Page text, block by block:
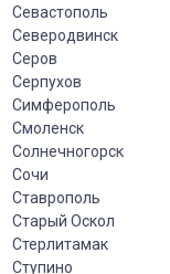
Севастополь
Северодвинск
Серов
Серпухов
Симферополь
Смоленск
Солнечногорск
Сочи
Ставрополь
Старый Оскол
Стерлитамак
Ступино